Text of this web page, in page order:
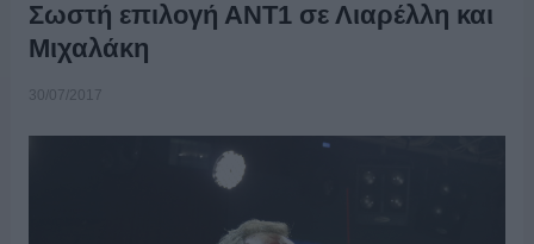
Σωστή επιλογή ΑΝΤ1 σε Λιαρέλλη και
Μιχαλάκη
30/07/2017